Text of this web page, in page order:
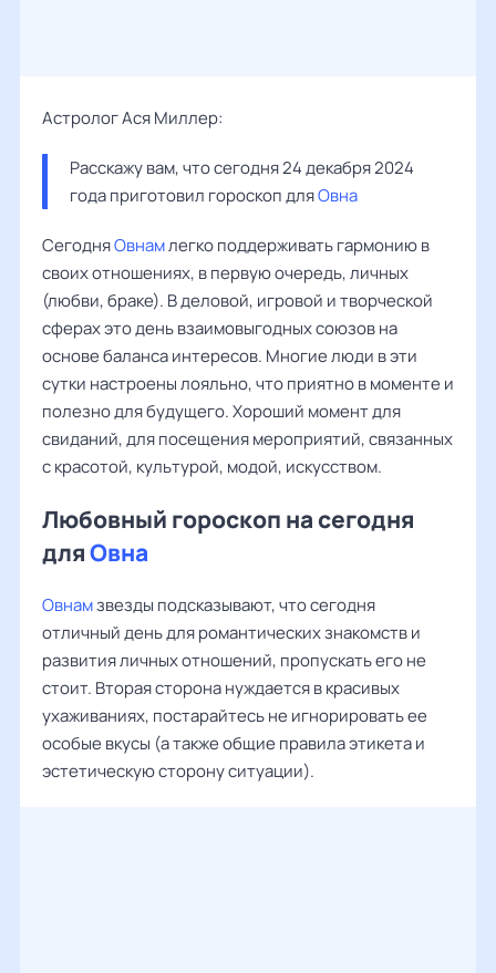
Астролог Ася Миллер:
Расскажу вам, что сегодня 24 декабря 2024
года приготовил гороскоп для Овна
СегодняОвнамлегко поддерживать гармонию в
своих отношениях, в первую очередь, личных
(любви, браке). В деловой, игровой и творческой
сферах это день взаимовыгодных союзов на
основе баланса интересов. Многие люди в эти
сутки настроены лояльно, что приятно в моменте и
полезно для будущего. Хороший момент для
свиданий, для посещения мероприятий, связанных
с красотой, культурой, модой, искусством.
Любовный гороскоп на сегодня
дляОвна
Овнамзвезды подсказывают, что сегодня
отличный день для романтических знакомств и
развития личных отношений, пропускать его не
стоит. Вторая сторона нуждается в красивых
ухаживаниях, постарайтесь не игнорировать ее
особые вкусы (а также общие правила этикета и
эстетическую сторону ситуации).